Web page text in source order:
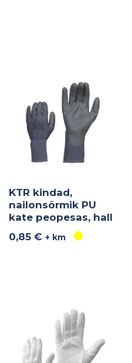
KTR kindad,
nailonsõrmik PU
kate peopesas, hall
0,85 € + km